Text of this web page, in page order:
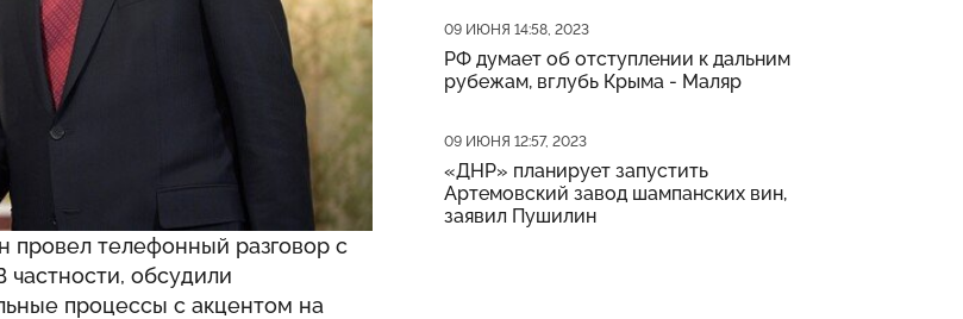
провел телефонный разговор с
обсудили
процессы с акцентом на
Дата публикации
09 ИЮНЯ 14:58, 2023
РФ думает об отступлении к дальним
рубежам, вглубь Крыма - Маляр
Дата публикации
09 ИЮНЯ 12:57, 2023
«ДНР» планирует запустить
Артемовский завод шампанских вин,
заявил Пушилин